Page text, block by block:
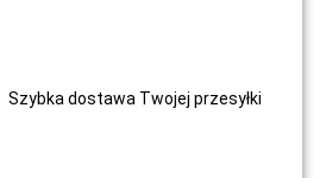
Szybka dostawa Twojej przesyłki